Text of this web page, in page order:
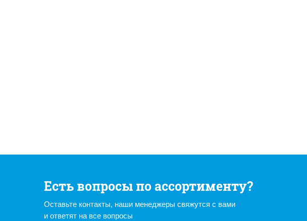
Есть вопросы по ассортименту?
Оставьте контакты, наши менеджеры свяжутся с вами
и ответят на все вопросы